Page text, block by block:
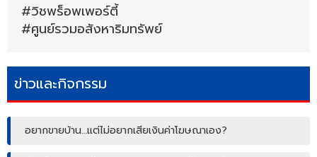
#วิชพร็อพเพอร์ตี้
#ศูนย์รวมอสังหาริมทรัพย์
ข่าวและกิจกรรม
อยากขายบ้าน…แต่ไม่อยากเสียเงินค่าโฆษณาเอง?